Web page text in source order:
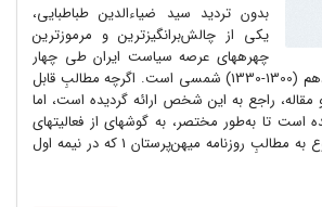
بدون تردید سید ضیاءالدین­ طباطبایی،
یکی از چالش‌برانگیزترین و مرموزترین
چهره­های عرصه سیاست ایران طی چهار
دهه نخستِ قرن چهاردهم (1300-1330) شمسی است. اگرچه مطالبِ قابل
راجع به این شخص ارائه گردیده است، اما
تا به‌طور مختصر، به گوشه­ای از فعالیتهای
سیدضیاء، از طریقِ رجوع به مطالبِ روزنامه میهن‌پرستان 1 که در نیمه اول